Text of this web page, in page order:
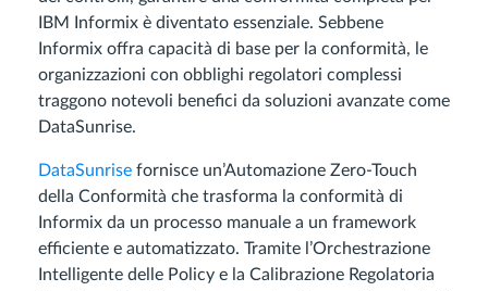
IBM Informix è diventato essenziale. Sebbene
Informix offra capacità di base per la conformità, le
organizzazioni con obblighi regolatori complessi
traggono notevoli benefici da soluzioni avanzate come
DataSunrise.
DataSunrise fornisce un’Automazione Zero-Touch
della Conformità che trasforma la conformità di
Informix da un processo manuale a un framework
efficiente e automatizzato. Tramite l’Orchestrazione
Intelligente delle Policy e la Calibrazione Regolatoria